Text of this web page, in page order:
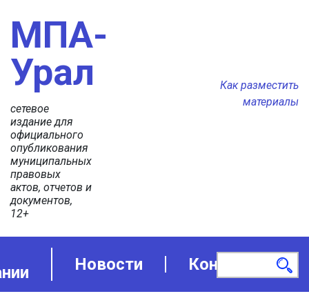
МПА-
Урал
сетевое
издание для
официального
опубликования
муниципальных
правовых
актов, отчетов и
документов,
12+
Как разместить
материалы
Новости Контакты